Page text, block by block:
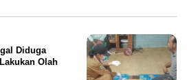
Diduga
Olah